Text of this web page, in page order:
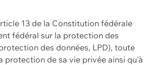
13 de la Constitution fédérale
fédéral sur la protection des
des données, LPD), toute
protection de sa vie privée ainsi qu'à